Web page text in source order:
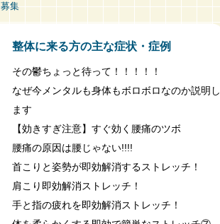
募集
整体に来る方の主な症状・症例
その鬱ちょっと待って！！！！！
なぜ今メンタルも身体もボロボロなのか説明し
ます
【効きすぎ注意】すぐ効く腰痛のツボ
腰痛の原因は腰じゃない!!!!
首こりと姿勢が即効解消するストレッチ！
肩こり即効解消ストレッチ！
手と指の疲れを即効解消ストレッチ！